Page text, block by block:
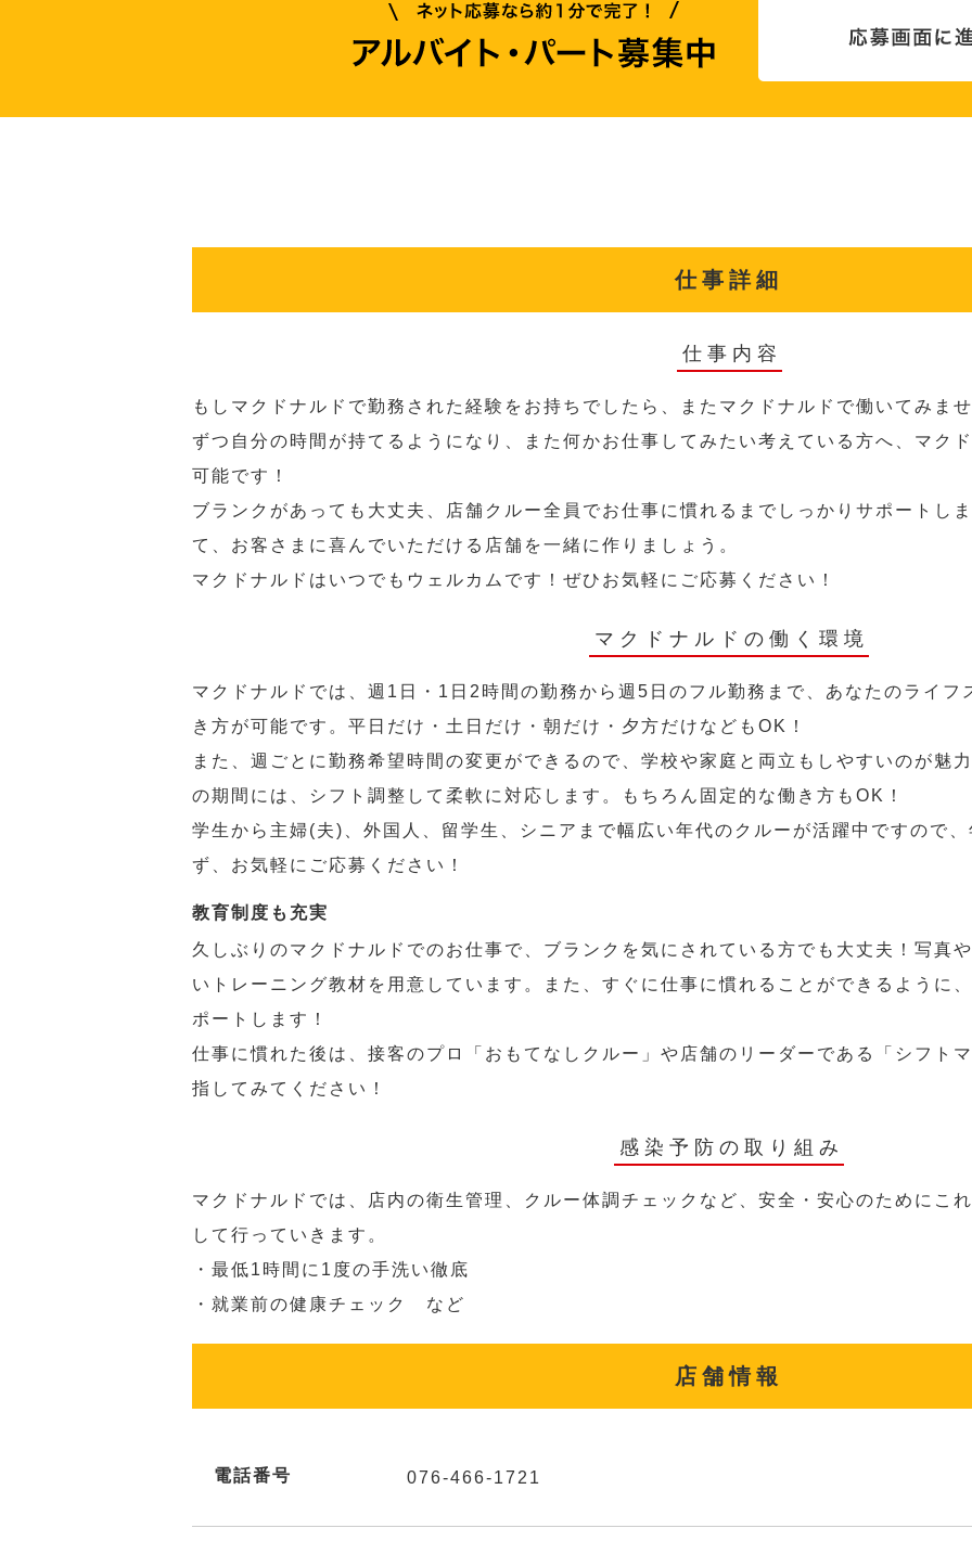
仕事詳細
仕事内容
もしマクドナルドで勤務された経験をお持ちでしたら、またマクドナルドで働いてみま
ずつ自分の時間が持てるようになり、また何かお仕事してみたい考えている方へ、マク
可能です！
ブランクがあっても大丈夫、店舗クルー全員でお仕事に慣れるまでしっかりサポートし
て、お客さまに喜んでいただける店舗を一緒に作りましょう。
マクドナルドはいつでもウェルカムです！ぜひお気軽にご応募ください！
マクドナルドの働く環境
マクドナルドでは、週1日・1日2時間の勤務から週5日のフル勤務まで、あなたのライフ
き方が可能です。平日だけ・土日だけ・朝だけ・夕方だけなどもOK！
また、週ごとに勤務希望時間の変更ができるので、学校や家庭と両立もしやすいのが魅
の期間には、シフト調整して柔軟に対応します。もちろん固定的な働き方もOK！
学生から主婦(夫)、外国人、留学生、シニアまで幅広い年代のクルーが活躍中ですので
ず、お気軽にご応募ください！
教育制度も充実
久しぶりのマクドナルドでのお仕事で、ブランクを気にされている方でも大丈夫！写真
いトレーニング教材を用意しています。また、すぐに仕事に慣れることができるように
ポートします！
仕事に慣れた後は、接客のプロ「おもてなしクルー」や店舗のリーダーである「シフト
指してみてください！
感染予防の取り組み
マクドナルドでは、店内の衛生管理、クルー体調チェックなど、安全・安心のためにこ
して行っていきます。
・最低1時間に1度の手洗い徹底
・就業前の健康チェック など
店舗情報
電話番号 076-466-1721